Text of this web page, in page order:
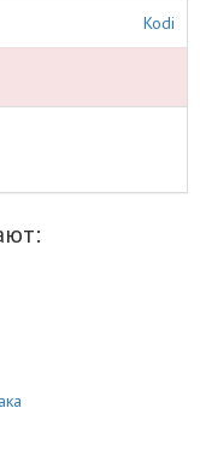
Kodi